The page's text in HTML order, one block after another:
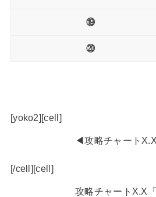
⑲
⑳
[yoko2][cell]
◀攻略チャート
[/cell][cell]
攻略チャート